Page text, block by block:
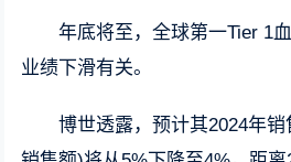
年底将至，全球第一Tier 1
业绩下滑有关。
博世透露，预计其2024年